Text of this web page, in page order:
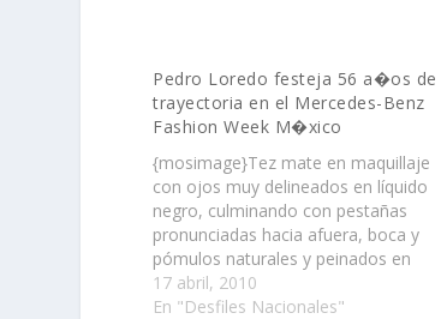
Pedro Loredo festeja 56 a�os de
trayectoria en el Mercedes-Benz
Fashion Week M�xico
{mosimage}Tez mate en maquillaje
con ojos muy delineados en líquido
negro, culminando con pestañas
pronunciadas hacia afuera, boca y
pómulos naturales y peinados en
cabello recogido de forma sencilla
con volumen cónico, Pedro Loredo
17 abril, 2010
En "Desfiles Nacionales"